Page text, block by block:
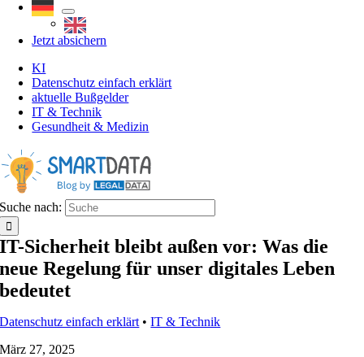
Jetzt absichern
KI
Datenschutz einfach erklärt
aktuelle Bußgelder
IT & Technik
Gesundheit & Medizin
Suche nach:
IT-Sicherheit bleibt außen vor: Was die
neue Regelung für unser digitales Leben
bedeutet
Datenschutz einfach erklärt •IT & Technik
März 27, 2025